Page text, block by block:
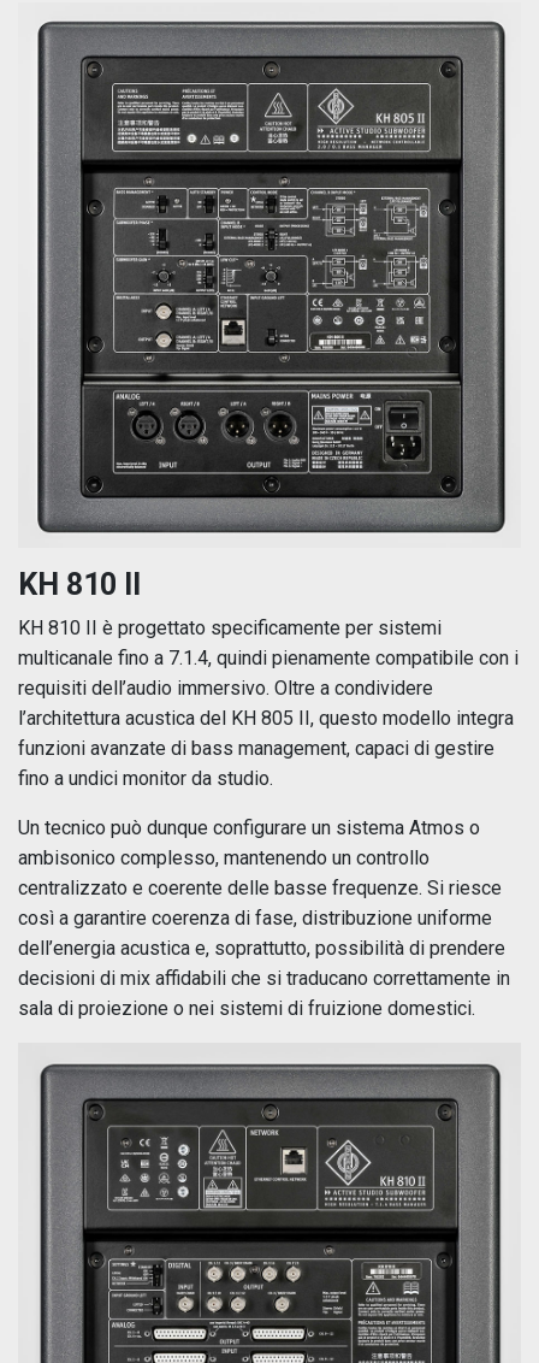
KH 810 II
KH 810 II è progettato specificamente per sistemi
multicanale fino a 7.1.4, quindi pienamente compatibile con i
requisiti dell’audio immersivo. Oltre a condividere
l’architettura acustica del KH 805 II, questo modello integra
funzioni avanzate di bass management, capaci di gestire
fino a undici monitor da studio.
Un tecnico può dunque configurare un sistema Atmos o
ambisonico complesso, mantenendo un controllo
centralizzato e coerente delle basse frequenze. Si riesce
così a garantire coerenza di fase, distribuzione uniforme
dell’energia acustica e, soprattutto, possibilità di prendere
decisioni di mix affidabili che si traducano correttamente in
sala di proiezione o nei sistemi di fruizione domestici.